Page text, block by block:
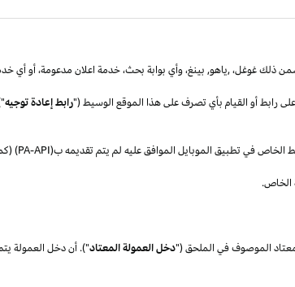
ذلكغوغل،,ياهو, بينغ،وأي بوابة بحث،خدمة اعلان مدعومة،أوأي
رابط أو القيام بأي تصرف على هذا الموقع الوسيط ("رابط إعادة توجيه
الخاص في تطبيق الموبايل الموافقعليه لم يتم تقديمه ب(PA-API
)
الخاص.
الموصوف في الملحق ("دخل العمولة المعتاد"). أن دخل العمولة